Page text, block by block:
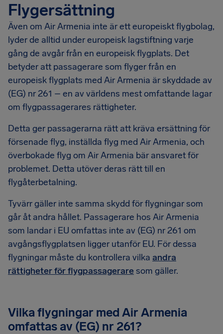
Flygersättning
Även om Air Armenia inte är ett europeiskt flygbolag,
lyder de alltid under europeisk lagstiftning varje
gång de avgår från en europeisk flygplats. Det
betyder att passagerare som flyger från en
europeisk flygplats med Air Armenia är skyddade av
(EG) nr 261 – en av världens mest omfattande lagar
om flygpassagerares rättigheter.
Detta ger passagerarna rätt att kräva ersättning för
försenade flyg, inställda flyg med Air Armenia, och
överbokade flyg om Air Armenia bär ansvaret för
problemet. Detta utöver deras rätt till en
flygåterbetalning.
Tyvärr gäller inte samma skydd för flygningar som
går åt andra hållet. Passagerare hos Air Armenia
som landar i EU omfattas inte av (EG) nr 261 om
avgångsflygplatsen ligger utanför EU. För dessa
flygningar måste du kontrollera vilka andra
rättigheter för flygpassageraresom gäller.
Vilka flygningar med Air Armenia
omfattas av (EG) nr 261?